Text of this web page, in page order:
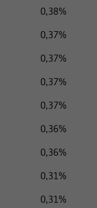
0,38%
0,37%
0,37%
0,37%
0,37%
0,36%
0,36%
0,31%
0,31%